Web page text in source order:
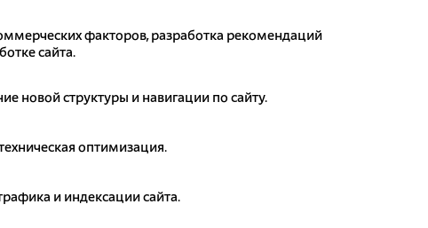
факторов, разработка рекомендаций
сайта.
новой структуры и навигации по сайту.
оптимизация.
и индексации сайта.